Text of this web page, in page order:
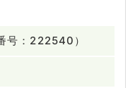
、MRA検査によってく
けることができます。
号：222540）